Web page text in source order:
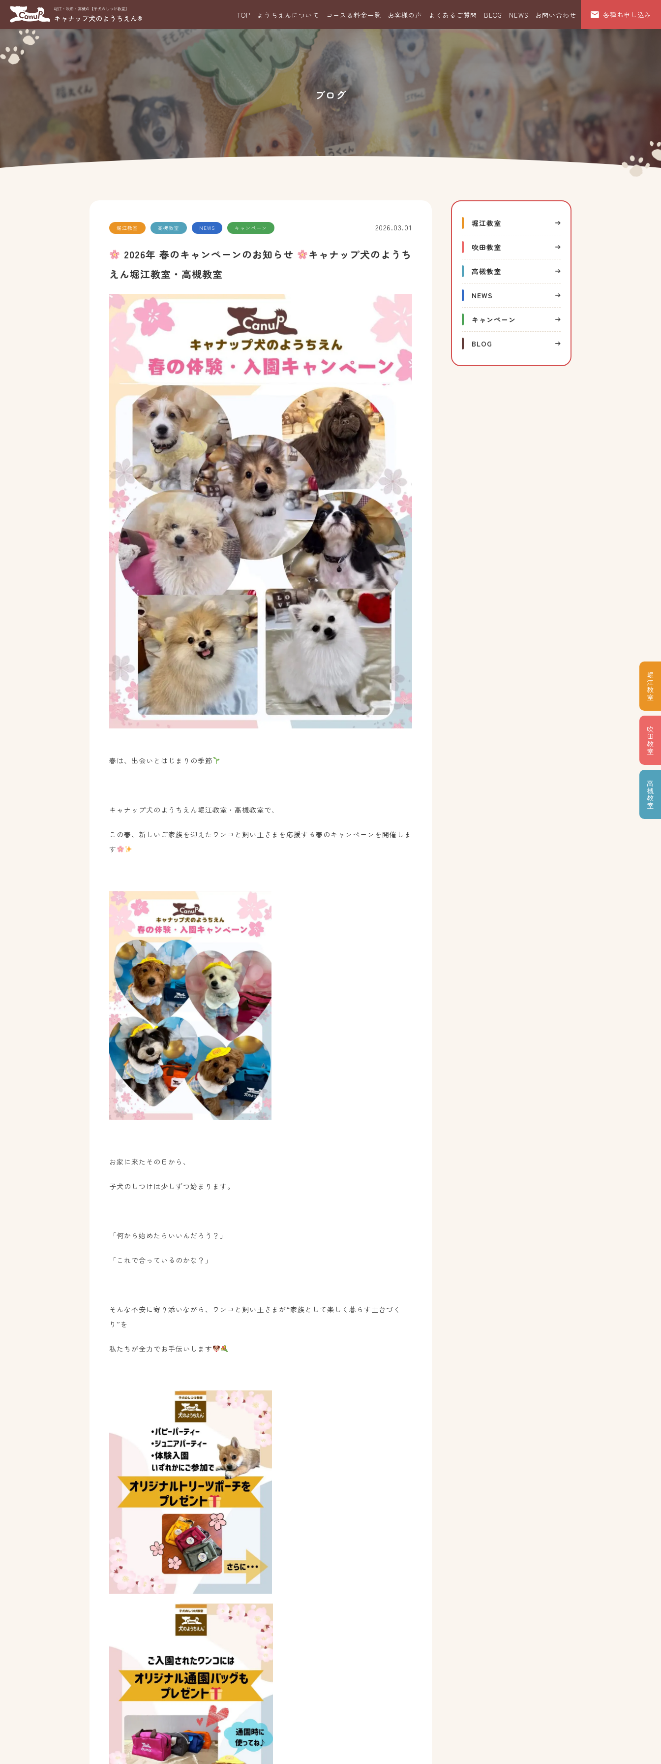
TOP ようちえんについて コース＆料金一覧 お客様の声 よくあるご質問 BLOG NEWS お問い合わせ 各種お申し込み
ブログ
堀江教室 高槻教室 NEWS キャンペーン 2026.03.01
2026年 春のキャンペーンのお知らせ
キャナップ犬のようち
えん堀江教室・高槻教室
春は、出会いとはじまりの季節
キャナップ犬のようちえん堀江教室・高槻教室で、
この春、新しいご家族を迎えたワンコと飼い主さまを応援する春のキャンペーンを開催しま
す
お家に来たその日から、
子犬のしつけは少しずつ始まります。
「何から始めたらいいんだろう？」
「これで合っているのかな？」
そんな不安に寄り添いながら、ワンコと飼い主さまが“家族として楽しく暮らす土台づく
り ” を
私たちが全力でお手伝いします
堀江教室
吹田教室
高槻教室
NEWS
キャンペーン
BLOG
堀江教室
吹田教室
高槻教室